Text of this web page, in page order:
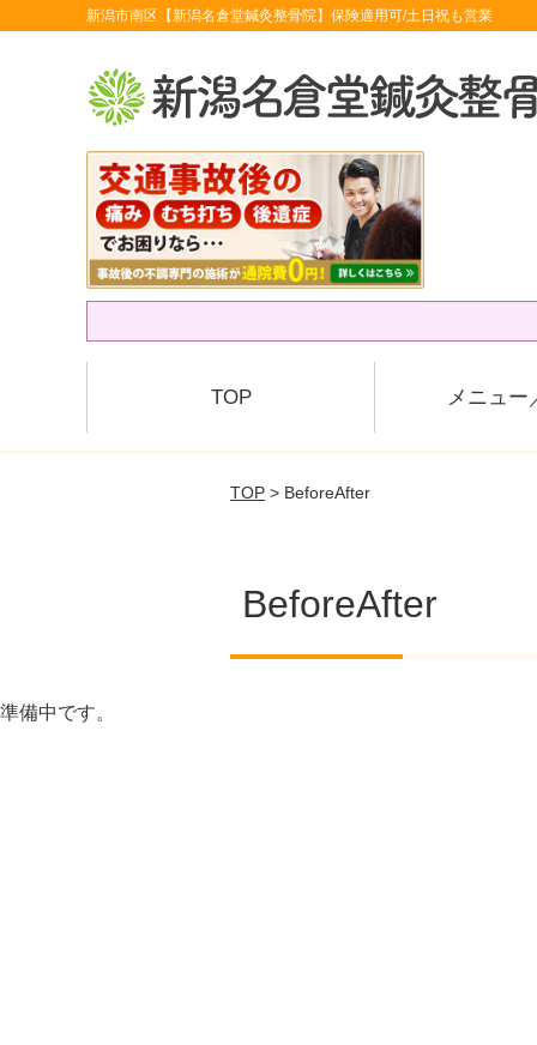
新潟市南区【新潟名倉堂鍼灸整骨院】保険適用可/土日祝も営業
TOP メニュー
TOP > BeforeAfter
BeforeAfter
準備中です。